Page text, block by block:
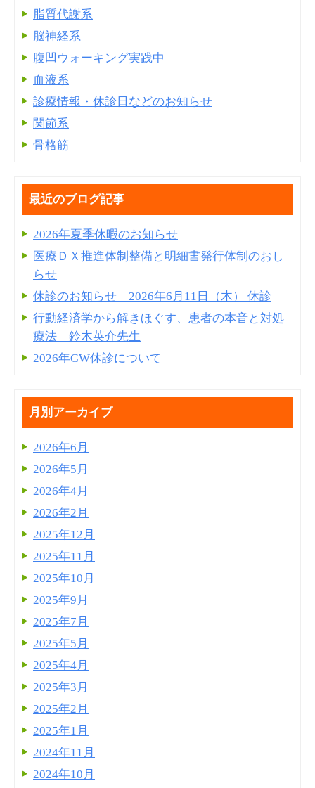
脂質代謝系
脳神経系
腹凹ウォーキング実践中
血液系
診療情報・休診日などのお知らせ
関節系
骨格筋
最近のブログ記事
2026年夏季休暇のお知らせ
医療ＤＸ推進体制整備と明細書発⾏体制のおし
らせ
休診のお知らせ 2026年6月11日（木） 休診
行動経済学から解きほぐす、患者の本音と対処
療法 鈴木英介先生
2026年GW休診について
月別アーカイブ
2026年6月
2026年5月
2026年4月
2026年2月
2025年12月
2025年11月
2025年10月
2025年9月
2025年7月
2025年5月
2025年4月
2025年3月
2025年2月
2025年1月
2024年11月
2024年10月